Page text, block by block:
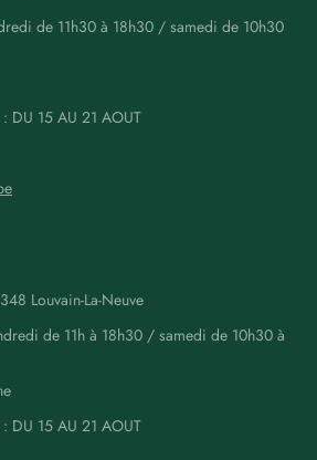
de 11h30 à 18h30 / samedi de 10h30
: DU 15 AU 21 AOUT
Louvain-La-Neuve
de 11h à 18h30 / samedi de 10h30 à
: DU 15 AU 21 AOUT